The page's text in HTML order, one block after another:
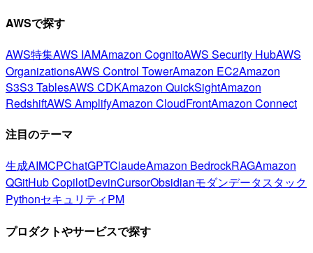
AWSで探す
AWS特集AWS IAMAmazon CognitoAWS Security HubAWS
OrganizationsAWS Control TowerAmazon EC2Amazon
S3S3 TablesAWS CDKAmazon QuickSightAmazon
RedshiftAWS AmplifyAmazon CloudFrontAmazon Connect
注目のテーマ
生成AIMCPChatGPTClaudeAmazon BedrockRAGAmazon
QGitHub CopilotDevinCursorObsidianモダンデータスタック
PythonセキュリティPM
プロダクトやサービスで探す